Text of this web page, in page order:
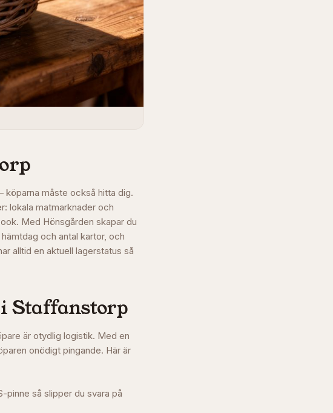
köparna måste också hitta dig.
lokala matmarknader och
Med Hönsgården skapar du
och antal kartor, och
alltid en aktuell lagerstatus så
Staffanstorp
är otydlig logistik. Med en
onödigt pingande. Här är
pinne så slipper du svara på